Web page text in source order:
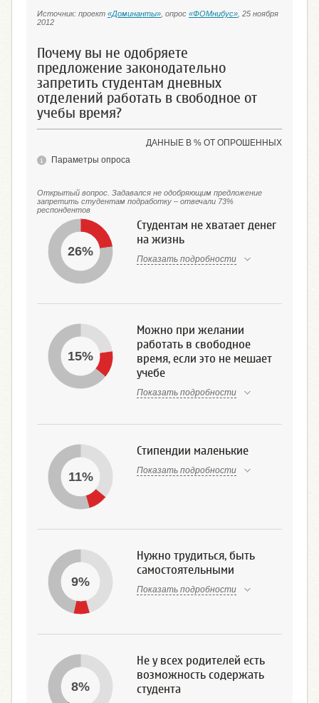
Источник: проект «Доминанты» , опрос «ФОМнибус» , 25 ноября
2012
Почему вы не одобряете
предложение законодательно
запретить студентам дневных
отделений работать в свободное от
учебы время?
ДАННЫЕ В % ОТ ОПРОШЕННЫХ
Параметры опроса
Открытый вопрос. Задавался не одобряющим предложение
запретить студентам подработку – отвечали 73%
респондентов
26%
Студентам не хватает денег
на жизнь
Показать подробности
15%
Можно при желании
работать в свободное
время, если это не мешает
учебе
Показать подробности
11%
Стипендии маленькие
Показать подробности
9%
Нужно трудиться, быть
самостоятельными
Показать подробности
8%
Не у всех родителей есть
возможность содержать
студента